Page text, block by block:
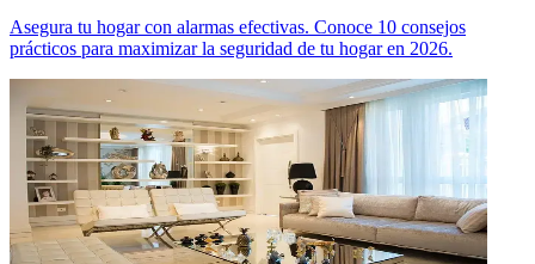
Asegura tu hogar con alarmas efectivas. Conoce 10 consejos
prácticos para maximizar la seguridad de tu hogar en 2026.